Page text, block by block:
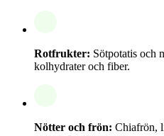
Rotfrukter: Sötpotatis och
kolhydrater och fiber.
Nötter och frön: Chiafrön,